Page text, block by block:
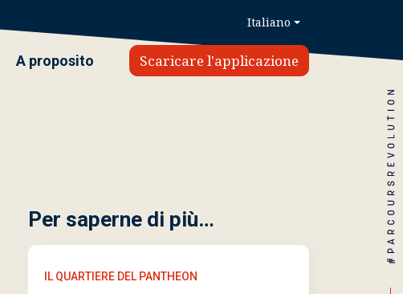
A proposito Scaricare l'applicazione
Italiano
Per saperne di più…
IL QUARTIERE DEL PANTHEON